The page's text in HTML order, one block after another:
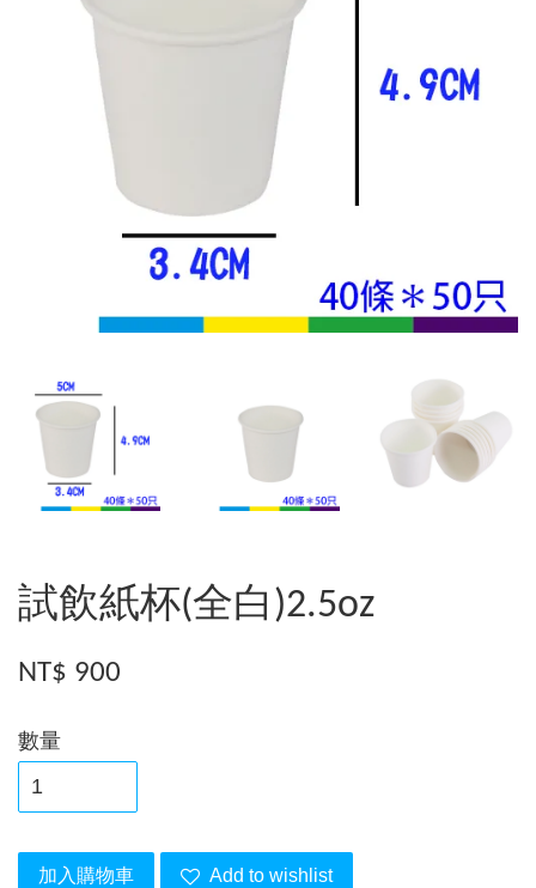
試飲紙杯(全白)2.5oz
NT$ 900
數量
加入購物車 Add to wishlist